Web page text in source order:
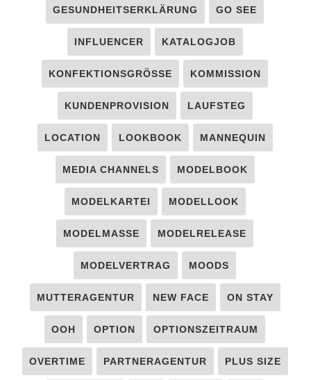
GESUNDHEITSERKLÄRUNG GO SEE
INFLUENCER KATALOGJOB
KONFEKTIONSGRÖSSE KOMMISSION
KUNDENPROVISION LAUFSTEG
LOCATION LOOKBOOK MANNEQUIN
MEDIA CHANNELS MODELBOOK
MODELKARTEI MODELLOOK
MODELMASSE MODELRELEASE
MODELVERTRAG MOODS
MUTTERAGENTUR NEW FACE ON STAY
OOH OPTION OPTIONSZEITRAUM
OVERTIME PARTNERAGENTUR PLUS SIZE